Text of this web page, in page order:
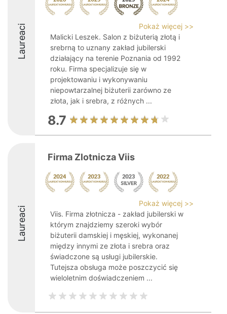
Laureaci
Pokaż więcej >>
Malicki Leszek. Salon z biżuterią złotą i
srebrną to uznany zakład jubilerski
działający na terenie Poznania od 1992
roku. Firma specjalizuje się w
projektowaniu i wykonywaniu
niepowtarzalnej biżuterii zarówno ze
złota, jak i srebra, z różnych ...
8.7
Laureaci
Firma Zlotnicza Viis
Pokaż więcej >>
Viis. Firma złotnicza - zakład jubilerski w
którym znajdziemy szeroki wybór
biżuterii damskiej i męskiej, wykonanej
między innymi ze złota i srebra oraz
świadczone są usługi jubilerskie.
Tutejsza obsługa może poszczycić się
wieloletnim doświadczeniem ...